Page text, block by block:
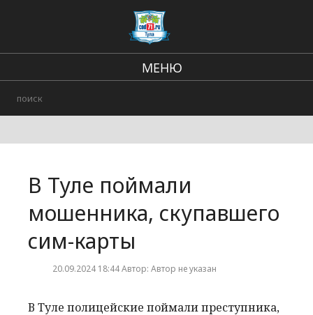
МЕНЮ
Городские события
В Туле поймали
мошенника, скупавшего
сим-карты
20.09.2024 18:44 Автор: Автор не указан
В Туле полицейские поймали преступника,